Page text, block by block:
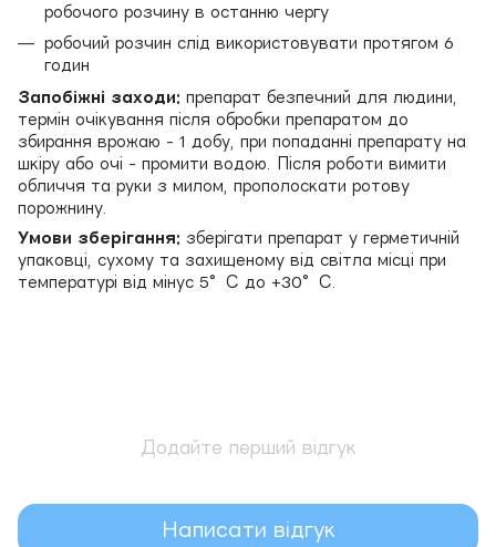
робочого розчину в останню чергу
робочий розчин слід використовувати протягом 6
годин
Запобіжні заходи: препарат безпечний для людини,
термін очікування після обробки препаратом до
збирання врожаю - 1 добу, при попаданні препарату на
шкіру або очі - промити водою. Після роботи вимити
обличчя та руки з милом, прополоскати ротову
порожнину.
Умови зберігання: зберігати препарат у герметичній
упаковці, сухому та захищеному від світла місці при
температурі від мінус 5°С до +30°С.
Додайте перший відгук
Написати відгук